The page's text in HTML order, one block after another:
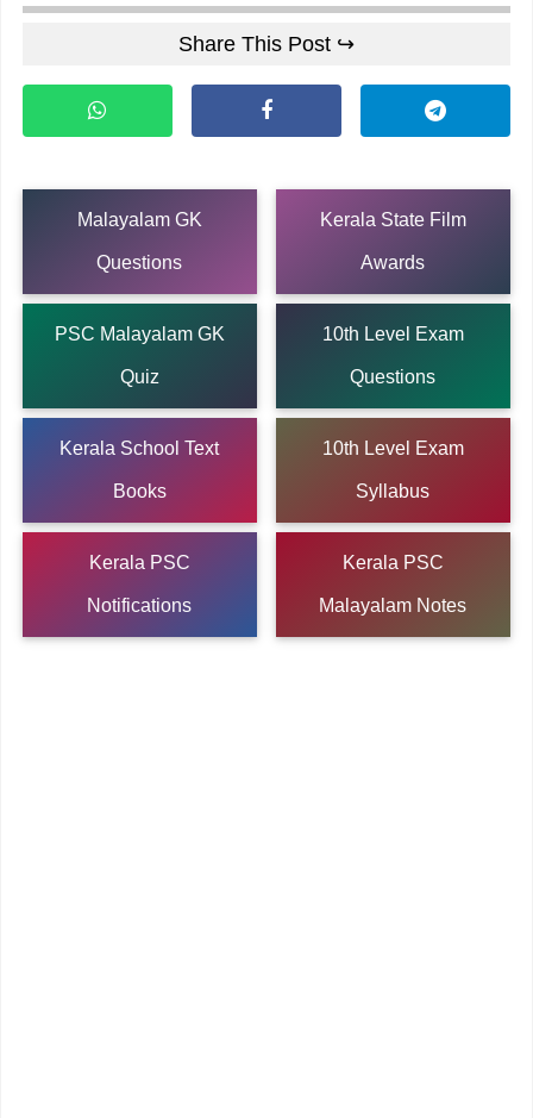
Share This Post ↪
Malayalam GK
Questions
Kerala State Film
Awards
PSC Malayalam GK
Quiz
10th Level Exam
Questions
Kerala School Text
Books
10th Level Exam
Syllabus
Kerala PSC
Notifications
Kerala PSC
Malayalam Notes